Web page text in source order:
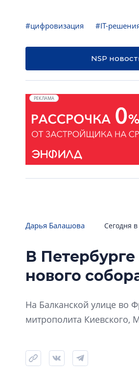
#цифровизация #IT-
NSP
РЕКЛАМА
Дарья Балашова Сегодня
В
нового
На Балканской улице во
митрополита Киевского,